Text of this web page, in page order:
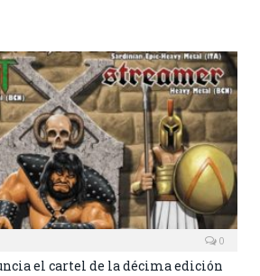
0
el cartel de la décima edición